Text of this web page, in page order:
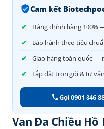
Cam kết
Hàng chính hãng 100%
Bảo hành theo tiêu
Giao hàng toàn quốc —
Lắp đặt trọn gói & tư
Gọi 0901 846
Van Đa Chiều Hồ